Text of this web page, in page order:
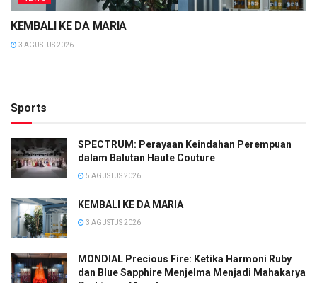
KEMBALI KE DA MARIA
3 AGUSTUS 2026
Sports
SPECTRUM: Perayaan Keindahan Perempuan
dalam Balutan Haute Couture
5 AGUSTUS 2026
KEMBALI KE DA MARIA
3 AGUSTUS 2026
MONDIAL Precious Fire: Ketika Harmoni Ruby
dan Blue Sapphire Menjelma Menjadi Mahakarya